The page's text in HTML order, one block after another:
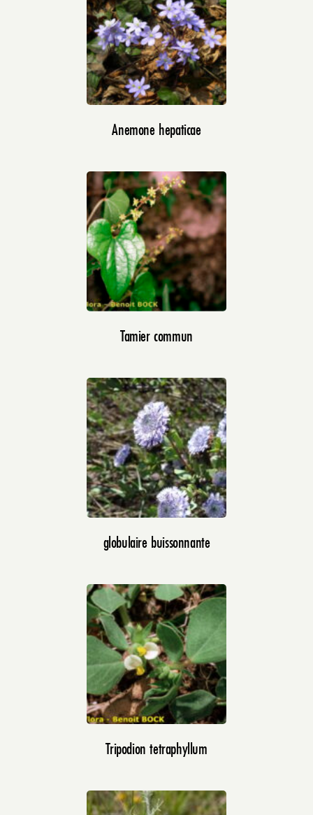
Anemone hepaticae
Tamier commun
globulaire buissonnante
Tripodion tetraphyllum